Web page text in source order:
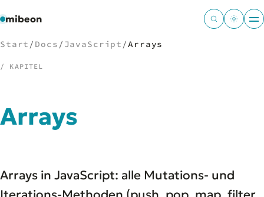
mibeon
Start
04Leistungen
05Docs
Start / Docs / JavaScript /Arrays
/ KAPITEL
Arrays
Arrays in JavaScript: alle Mutations- und